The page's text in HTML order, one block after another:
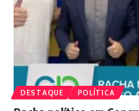
DESTAQUE POLÍTICA